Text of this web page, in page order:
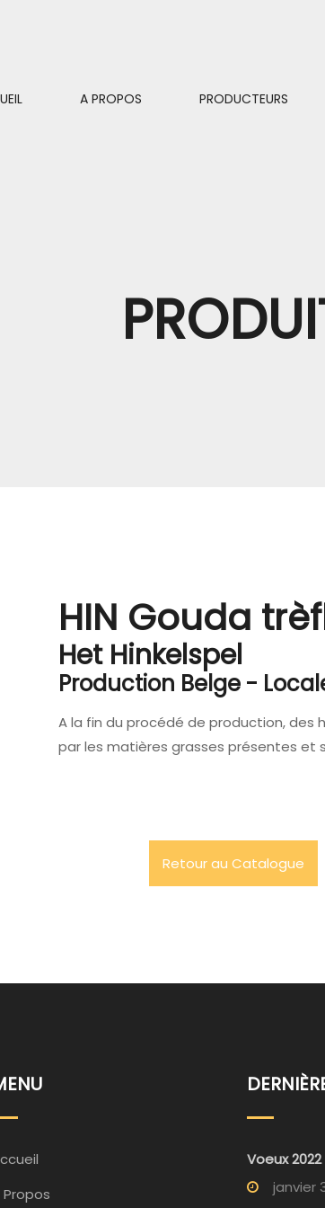
A PROPOS PRODUCTEURS
HIN Gouda
Het Hinkelspel
Production Belge -
A la fin du procédé de production, des
par les matières grasses présentes
Retour au Catalogue
Propos
Voeux 2022
janvier